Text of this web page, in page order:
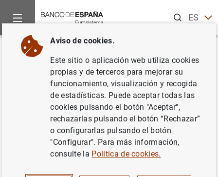
ESEN
Inicio Noticias y eventos
Volver
Estado financiero consolidado
del Eurosistema a 13 de julio de
POLÍTICA MONETARIA
ESPAÑA SITUACIÓN ECONÓMICA
Aviso de cookies.
Este sitio o aplicación web utiliza cookies
propias y de terceros para mejorar su
funcionamiento, visualización y recogida
de estadísticas. Puede aceptar todas las
cookies pulsando el botón "Aceptar",
rechazarlas pulsando el botón “Rechazar”
o configurarlas pulsando el botón
"Configurar". Para más información,
consulte la Política de cookies.